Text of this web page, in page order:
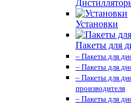
Установки
Пакеты для
– Пакеты для
– Пакеты для
– Пакеты для
производителя
– Пакеты для